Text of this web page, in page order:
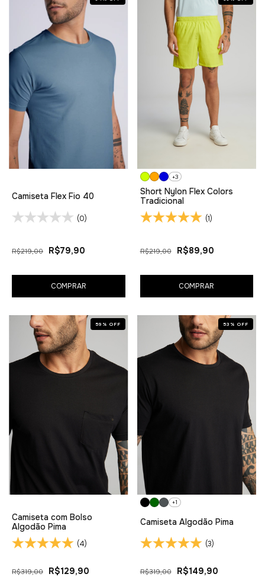
Camiseta Flex Fio 40
(0)
R$219,00 R$79,90
COMPRAR
+3
Short Nylon Flex Colors
Tradicional
(1)
R$219,00 R$89,90
COMPRAR
59 % OFF
Camiseta com Bolso
Algodão Pima
(4)
R$319,00 R$129,90
53 % OFF
+1
Camiseta Algodão Pima
(3)
R$319,00 R$149,90